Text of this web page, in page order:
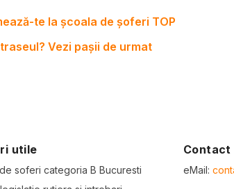
te la școala de șoferi TOP
Vezi pașii de urmat
utile
soferi categoria B Bucuresti
Contact
eMail: